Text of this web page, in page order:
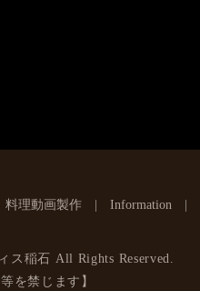
料理動画製作 Information
ス稲石 All Rights Reserved.
を禁じます】